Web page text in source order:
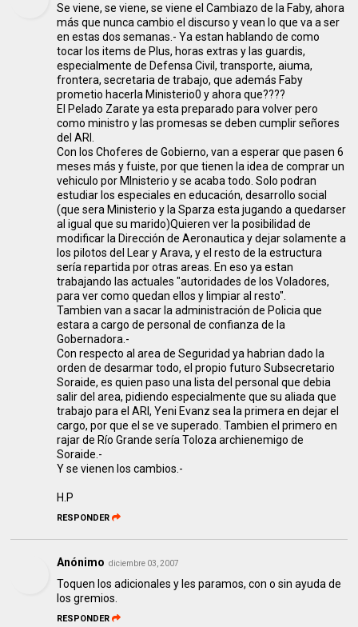
Se viene, se viene, se viene el Cambiazo de la Faby, ahora
más que nunca cambio el discurso y vean lo que va a ser
en estas dos semanas.- Ya estan hablando de como
tocar los items de Plus, horas extras y las guardis,
especialmente de Defensa Civil, transporte, aiuma,
frontera, secretaria de trabajo, que además Faby
prometio hacerla Ministerio0 y ahora que????
El Pelado Zarate ya esta preparado para volver pero
como ministro y las promesas se deben cumplir señores
del ARI.
Con los Choferes de Gobierno, van a esperar que pasen 6
meses más y fuiste, por que tienen la idea de comprar un
vehiculo por MInisterio y se acaba todo. Solo podran
estudiar los especiales en educación, desarrollo social
(que sera Ministerio y la Sparza esta jugando a quedarser
al igual que su marido)Quieren ver la posibilidad de
modificar la Dirección de Aeronautica y dejar solamente a
los pilotos del Lear y Arava, y el resto de la estructura
sería repartida por otras areas. En eso ya estan
trabajando las actuales "autoridades de los Voladores,
para ver como quedan ellos y limpiar al resto".
Tambien van a sacar la administración de Policia que
estara a cargo de personal de confianza de la
Gobernadora.-
Con respecto al area de Seguridad ya habrian dado la
orden de desarmar todo, el propio futuro Subsecretario
Soraide, es quien paso una lista del personal que debia
salir del area, pidiendo especialmente que su aliada que
trabajo para el ARI, Yeni Evanz sea la primera en dejar el
cargo, por que el se ve superado. Tambien el primero en
rajar de Río Grande sería Toloza archienemigo de
Soraide.-
Y se vienen los cambios.-
H.P
RESPONDER
Anónimo diciembre 03, 2007
Toquen los adicionales y les paramos, con o sin ayuda de
los gremios.
RESPONDER